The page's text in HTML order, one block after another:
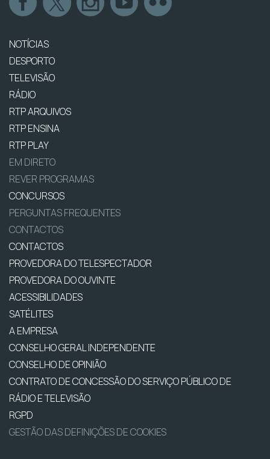
NOTÍCIAS
DESPORTO
TELEVISÃO
RÁDIO
RTP ARQUIVOS
RTP ENSINA
RTP PLAY
EM DIRETO
REVER PROGRAMAS
CONCURSOS
PERGUNTAS FREQUENTES
CONTACTOS
CONTACTOS
PROVEDORA DO TELESPECTADOR
PROVEDORA DO OUVINTE
ACESSIBILIDADES
SATÉLITES
A EMPRESA
CONSELHO GERAL INDEPENDENTE
CONSELHO DE OPINIÃO
CONTRATO DE CONCESSÃO DO SERVIÇO PÚBLICO DE
RÁDIO E TELEVISÃO
RGPD
GESTÃO DAS DEFINIÇÕES DE COOKIES